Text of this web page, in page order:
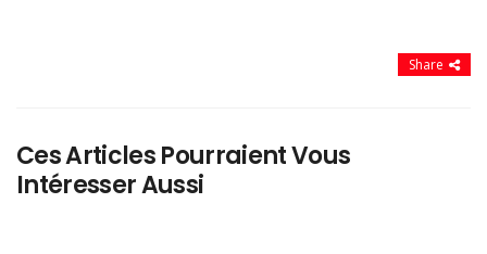
Share
Ces Articles Pourraient Vous
Intéresser Aussi